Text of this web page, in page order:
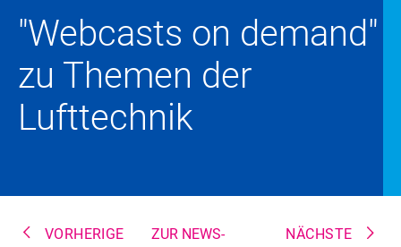
"Webcasts on demand"
zu Themen der
Lufttechnik
VORHERIGE
ZUR NEWS-
NÄCHSTE